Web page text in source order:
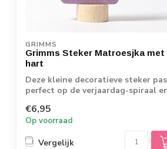
GRIMMS
Grimms Steker Matroesjka met
hart
Deze kleine decoratieve steker
perfect op de verjaardag-spiraal
€6,95
Op voorraad
Vergelijk